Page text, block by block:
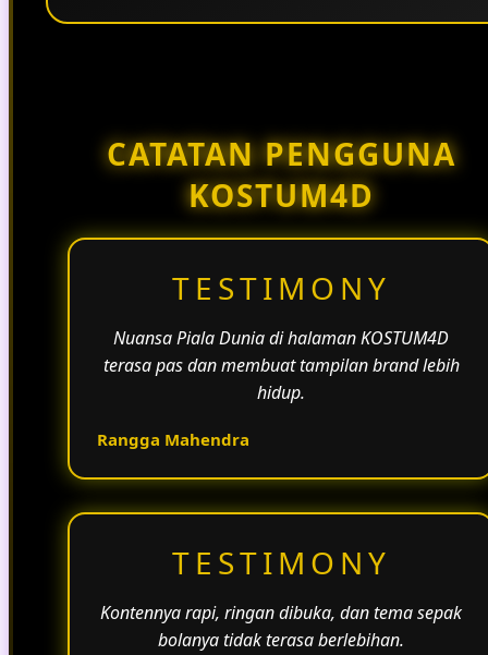
CATATAN PENGGUNA
KOSTUM4D
TESTIMONY
Nuansa Piala Dunia di halaman KOSTUM4D
terasa pas dan membuat tampilan brand lebih
hidup.
Rangga Mahendra
TESTIMONY
Kontennya rapi, ringan dibuka, dan tema sepak
bolanya tidak terasa berlebihan.